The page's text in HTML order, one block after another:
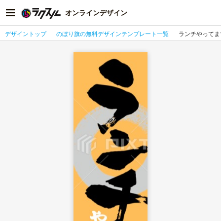
オンラインデザイン
デザイントップ のぼり旗の無料デザインテンプレート一覧 ランチやって